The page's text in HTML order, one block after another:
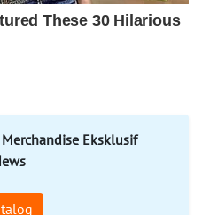
Eksklusif